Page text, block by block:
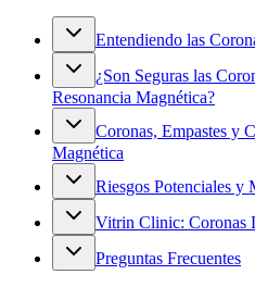
Entendiendo las
¿Son Seguras las
Resonancia Magnética?
Coronas, Empastes y
Magnética
Riesgos Potenciales y
Vitrin Clinic: Coronas
Preguntas Frecuentes